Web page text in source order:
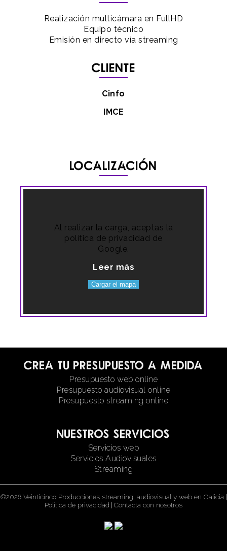
Realización multicámara en FullHD
Equipo técnico
Emisión en directo vía streaming
Cliente
Cinfo
IMCE
Localización
Al realizar la carga, aceptas la
política de privacidad de
Google.
Leer más
Cargar el mapa
Crea tu presupuesto a medida
Presupuesto web online
Presupuesto audiovisual online
Presupuesto streaming online
Nuestros servicios
Servicios web
Servicios Audiovisuales
Streaming
©2026 Veinticinco Producciones streaming, audiovisual y web en Galicia |
Política de privacidad | Contacta con nosotros